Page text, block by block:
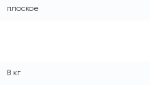
плоское
8 кг